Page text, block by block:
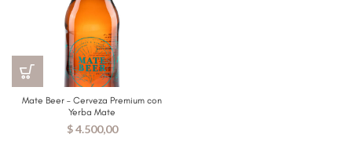
Mate Beer – Cerveza Premium con
Yerba Mate
$4.500,00